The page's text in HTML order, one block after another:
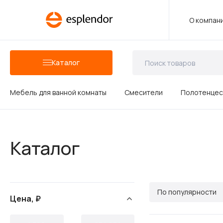
О
Каталог
Аксессуары для ванных комнат
Душевые аксессуары
Мебель для ванной комнаты Смесители
Каталог
Цена, ₽
По популярности